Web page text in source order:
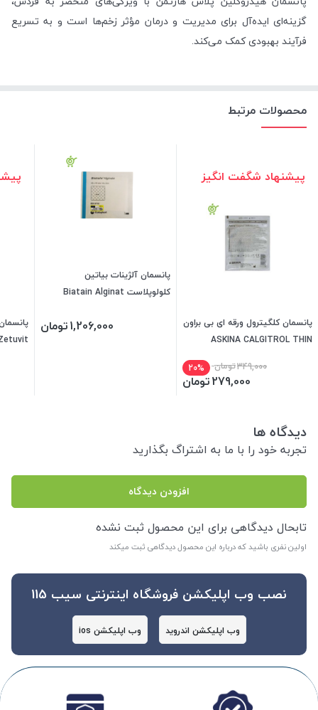
گزینه‌ای ایده‌آل برای مدیریت و درمان مؤثر زخم‌ها است و به تسریع
فرآیند بهبودی کمک می‌کند.
محصولات مرتبط
پیشنهاد شگفت انگیز
پانسمان کلگیترول ورقه ای بی براون
ASKINA CALGITROL THIN
349,000تومان 20%
279,000تومان
پانسمان آلژینات بیاتین
کلولوپلاست Biatain Alginat
1,206,000تومان
دیدگاه ها
تجربه خود را با ما به اشتراگ بگذارید
افزودن دیدگاه
تابحال دیدگاهی برای این محصول ثبت نشده
اولین نفری باشید که درباره این محصول دیدگاهی ثبت میکند
نصب وب اپلیکشن فروشگاه اینترنتی سیب 115
وب اپلیکشن اندروید وب اپلیکشن ios